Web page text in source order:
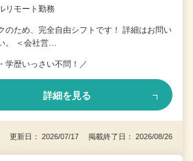
モート勤務
のため、完全自由シフトです！ 詳細はお問い
。 ＜会社営…
学歴いっさい不問！／
詳細を見る
更新日： 2026/07/17 掲載終了日： 2026/08/26